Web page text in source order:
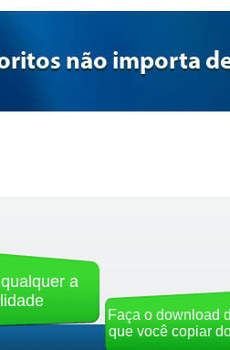
não importa
a
Faça o download
que você copiar